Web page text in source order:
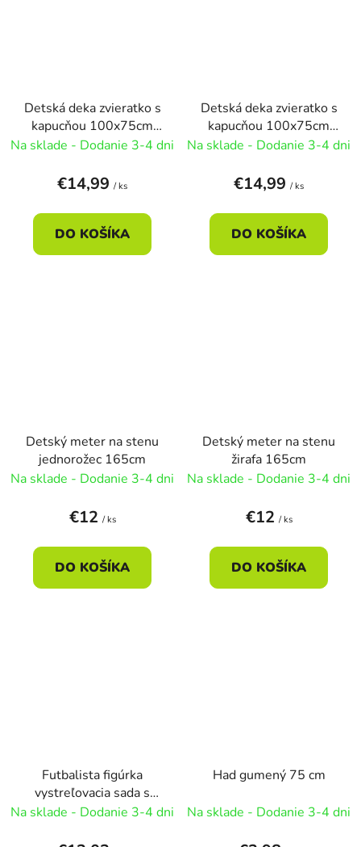
Detská deka zvieratko s
kapucňou 100x75cm
3druhy - náhodné
Na sklade - Dodanie 3-4 dni
€14,99 / ks
DO KOŠÍKA
Detská deka zvieratko s
kapucňou 100x75cm
3druhy - opica
Na sklade - Dodanie 3-4 dni
€14,99 / ks
DO KOŠÍKA
Detský meter na stenu
jednorožec 165cm
Na sklade - Dodanie 3-4 dni
€12 / ks
DO KOŠÍKA
Detský meter na stenu
žirafa 165cm
Na sklade - Dodanie 3-4 dni
€12 / ks
DO KOŠÍKA
Futbalista figúrka
vystreľovacia sada s
páskami
Na sklade - Dodanie 3-4 dni
Had gumený 75 cm
Na sklade - Dodanie 3-4 dni